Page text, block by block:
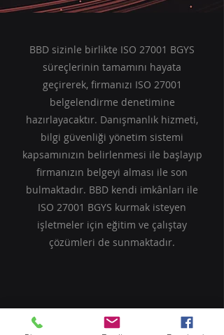
BBD sizinle birlikte ISO 27001 BGYS
süreçlerinin tamamını hayata
geçirerek, firmanızı ISO 27001
belgelendirme denetimine
hazırlayacaktır. Danışmanlık hizmeti,
bilgi güvenliği yönetim sistemi
kapsamınızın belirlenmesi ile başlayıp
firmanızın belgeyi alması ile son
bulmaktadır. BBD kendi imkânları ile
ISO 27001 BGYS kurmak isteyen
işletmeler için eğitim ve çalıştay
çözümleri de sunmaktadır.